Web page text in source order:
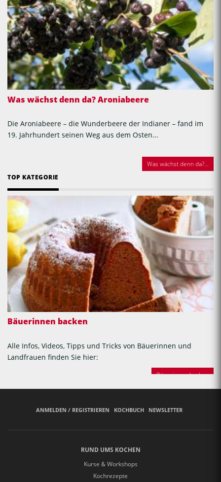
Was wächst denn da? Aroniabeere
Die Aroniabeere – die Wunderbeere der Indianer – fand im
19. Jahrhundert seinen Weg aus dem Osten...
Was wächst denn da?...
TOP KATEGORIE
Bäuerinnen backen
Alle Infos, Videos, Tipps und Tricks von Bäuerinnen und
Landfrauen finden Sie hier:
Bäuerinnen backen
ANMELDEN / REGISTRIEREN KOCHBUCH NEWSLETTER
RUND UMS KOCHEN
Kurse & Workshops
Kochrezepte